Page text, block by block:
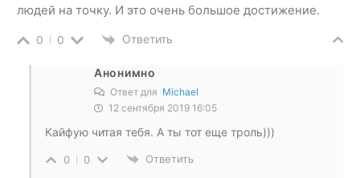
людей на точку. И это очень большое достижение.
0 0 Ответить
Анонимно
Ответ для Michael
12 сентября 2019 16:05
Кайфую читая тебя. А ты тот еще троль)))
0 0 Ответить